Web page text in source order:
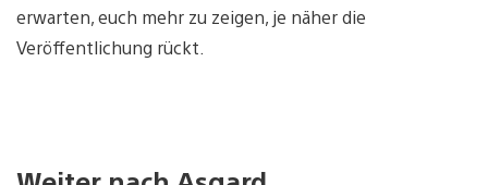
erwarten, euch mehr zu zeigen, je näher die
Veröffentlichung rückt.